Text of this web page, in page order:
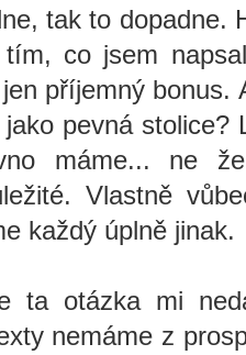
tak to dopadne.
co jsem
příjemný bonus.
pevná
máme... ne
Vlastně
každý úplně jinak.
ta otázka mi
nemáme z